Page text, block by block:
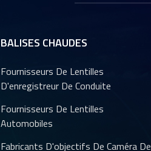
BALISES CHAUDES
Fournisseurs De Lentilles
D'enregistreur De Conduite
Fournisseurs De Lentilles
Automobiles
Fabricants D'objectifs De Caméra De